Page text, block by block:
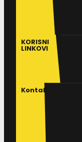
KORISNI
LINKOVI
Kontakt